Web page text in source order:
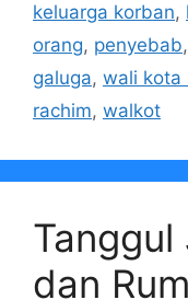
keluarga korban,
orang, penyebab,
galuga, wali kota
rachim, walkot
Tanggul
dan